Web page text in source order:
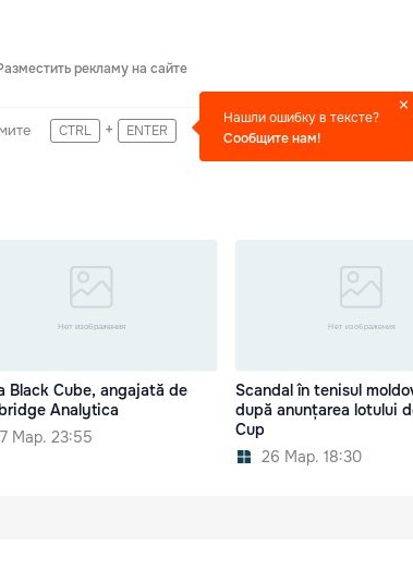
рекламу на сайте
CTRL + ENTER
Нашли ошибку в тексте?
Сообщите нам!
Black Cube, angajată de
Analytica
Мар. 23:55
Scandal în tenisul
după anunțarea lotului
Cup
26 Мар. 18:30